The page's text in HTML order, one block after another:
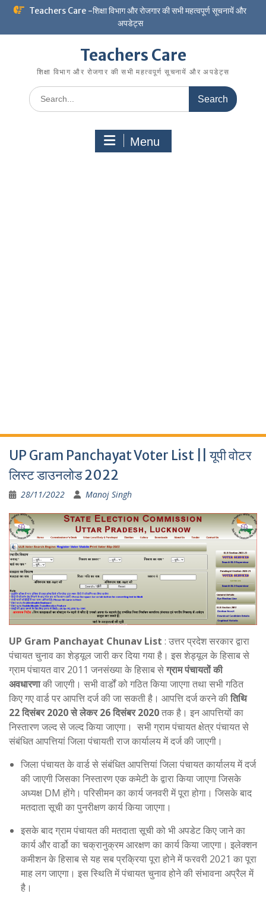
Skip
Teachers Care -शिक्षा विभाग और रोजगार की सभी महत्वपूर्ण सूचनायें और
अपडेट्स
Teachers Care
शिक्षा विभाग और रोजगार की सभी महत्वपूर्ण सूचनायें और अपडेट्स
Search
for:
Menu
UP Gram Panchayat Voter List || यूपी वोटर
लिस्ट डाउनलोड 2022
28/11/2022 Manoj Singh
UP Gram Panchayat Chunav List : उत्तर प्रदेश सरकार द्वारा
पंचायत चुनाव का शेड्यूल जारी कर दिया गया है। इस शेड्यूल के हिसाब से
ग्राम पंचायत वार 2011 जनसंख्या के हिसाब सेग्राम पंचायतों की
अवधारणाकी जाएगी। सभी वार्डों को गठित किया जाएगा तथा सभी गठित
किए गए वार्ड पर आपत्ति दर्ज की जा सकती है। आपत्ति दर्ज करने कीतिथि
22 दिसंबर 2020 से लेकर 26 दिसंबर 2020तक है। इन आपत्तियों का
निस्तारण जल्द से जल्द किया जाएगा। सभी ग्राम पंचायत क्षेत्र पंचायत से
संबंधित आपत्तियां जिला पंचायती राज कार्यालय में दर्ज की जाएगी।
जिला पंचायत के वार्ड से संबंधित आपत्तियां जिला पंचायत कार्यालय में दर्ज
की जाएगी जिसका निस्तारण एक कमेटी के द्वारा किया जाएगा जिसके
अध्यक्ष DM होंगे। परिसीमन का कार्य जनवरी में पूरा होगा। जिसके बाद
मतदाता सूची का पुनरीक्षण कार्य किया जाएगा।
इसके बाद ग्राम पंचायत की मतदाता सूची को भी अपडेट किए जाने का
कार्य और वार्डो का चक्रानुक्रम आरक्षण का कार्य किया जाएगा। इलेक्शन
कमीशन के हिसाब से यह सब प्रक्रिया पूरा होने में फरवरी 2021 का पूरा
माह लग जाएगा। इस स्थिति में पंचायत चुनाव होने की संभावना अप्रैल में
है।